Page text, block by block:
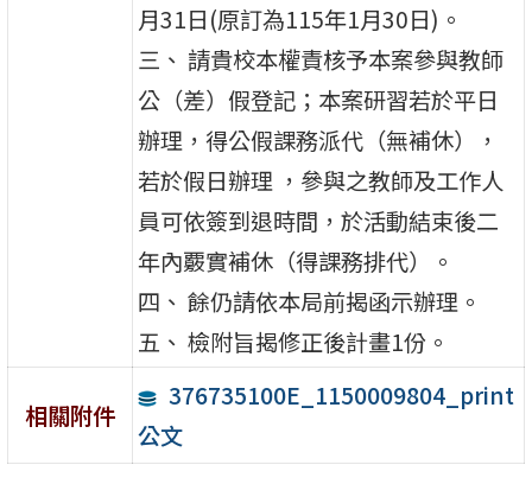
月31日(原訂為115年1月30日)。
三、 請貴校本權責核予本案參與教師
公（差）假登記；本案研習若於平日
辦理，得公假課務派代（無補休），
若於假日辦理 ，參與之教師及工作人
員可依簽到退時間，於活動結束後二
年內覈實補休（得課務排代）。
四、 餘仍請依本局前揭函示辦理。
五、 檢附旨揭修正後計畫1份。
相關附件
376735100E_1150009804_print
公文